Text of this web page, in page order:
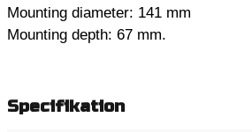
Mounting diameter: 141 mm
Mounting depth: 67 mm.
Specifikation